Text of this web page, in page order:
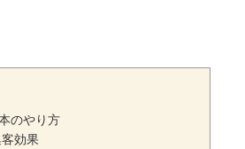
のやり方
効果